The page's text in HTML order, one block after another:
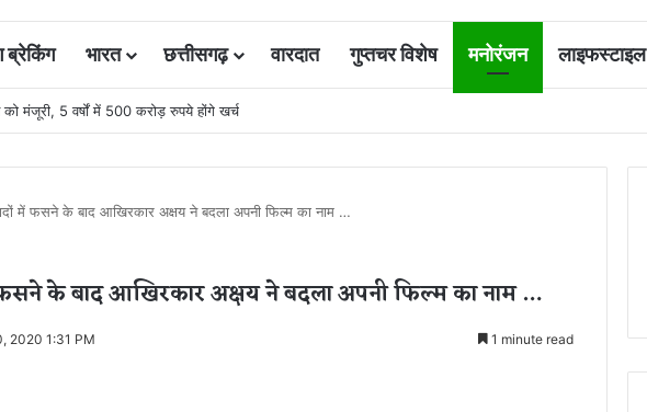
ब्रेकिंग भारत छत्तीसगढ़ वारदात गुप्तचर विशेष मनोरंजन लाइफस्टाइल
करने मुख्यमंत्री खेल उत्कर्ष मिशन के लिए 100 करोड़ का प्रावधान
में फसने के बाद आखिरकार अक्षय ने बदला अपनी फिल्म का नाम …
के बाद आखिरकार अक्षय ने बदला अपनी फिल्म का नाम …
2020 1:31 PM 1 minute read